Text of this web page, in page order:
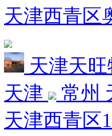
天津西青区
天津天
天津
常州
天津西青区